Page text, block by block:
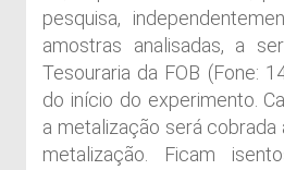
pesquisa,
amostras analisadas, a
Tesouraria da FOB (Fone:
do início do experimento.
a metalização será
metalização. Ficam